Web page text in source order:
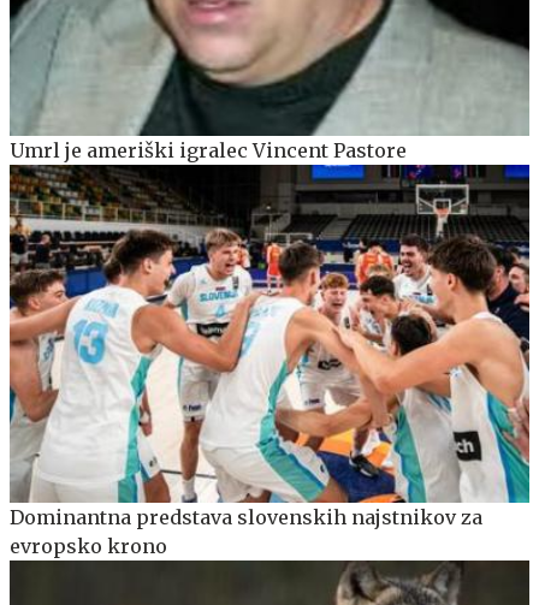
Umrl je ameriški igralec Vincent Pastore
Dominantna predstava slovenskih najstnikov za
evropsko krono